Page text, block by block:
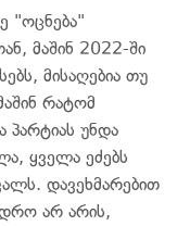
"ოცნება"
მაშინ 2022-ში
მისაღებია თუ
რატომ
პარტიას უნდა
ყველა ეძებს
დავეხმარებით
დრო არ არის,